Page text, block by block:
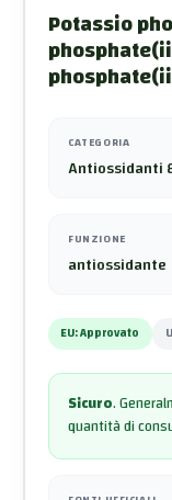
Potassio
CATEGORIA
Antiossidanti
FUNZIONE
antiossidante
EU:Approvato
Sicuro.
quantità di